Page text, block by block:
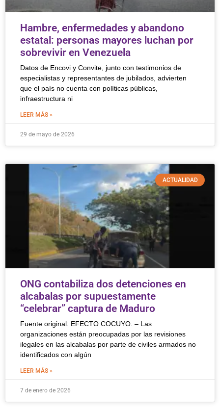
Hambre, enfermedades y abandono
estatal: personas mayores luchan por
sobrevivir en Venezuela
Datos de Encovi y Convite, junto con testimonios de
especialistas y representantes de jubilados, advierten
que el país no cuenta con políticas públicas,
infraestructura ni
LEER MÁS »
29 de mayo de 2026
ACTUALIDAD
ONG contabiliza dos detenciones en
alcabalas por supuestamente
“celebrar” captura de Maduro
Fuente original: EFECTO COCUYO. – Las
organizaciones están preocupadas por las revisiones
ilegales en las alcabalas por parte de civiles armados no
identificados con algún
LEER MÁS »
7 de enero de 2026